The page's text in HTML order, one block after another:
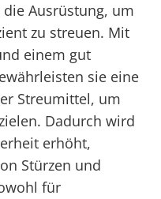
Ausrüstung, um
zu streuen. Mit
einem gut
sie eine
Streumittel, um
Dadurch wird
erhöht,
Stürzen und
für